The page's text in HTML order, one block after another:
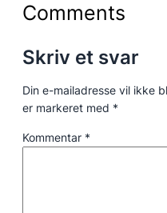
Comments
Skriv et svar
Din e-mailadresse vil ikke
er markeret med *
Kommentar *